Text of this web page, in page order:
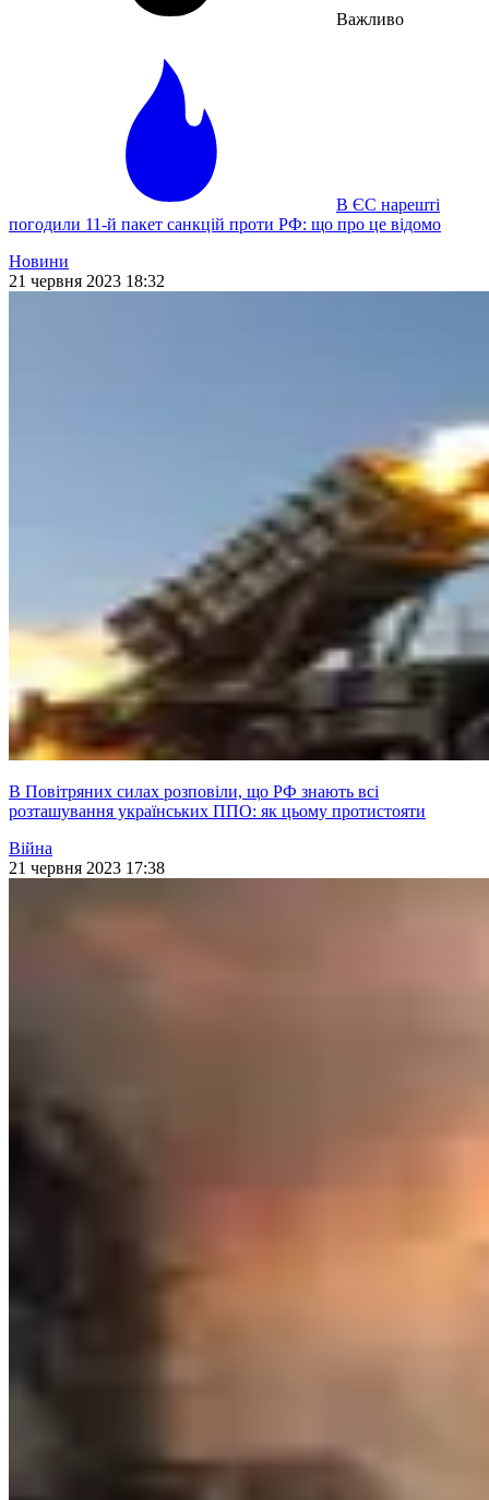
Важливо
В ЄС нарешті
погодили 11-й пакет санкцій проти РФ: що про це відомо
Новини
21 червня 2023 18:32
В Повітряних силах розповіли, що РФ знають всі
розташування українських ППО: як цьому протистояти
Війна
21 червня 2023 17:38